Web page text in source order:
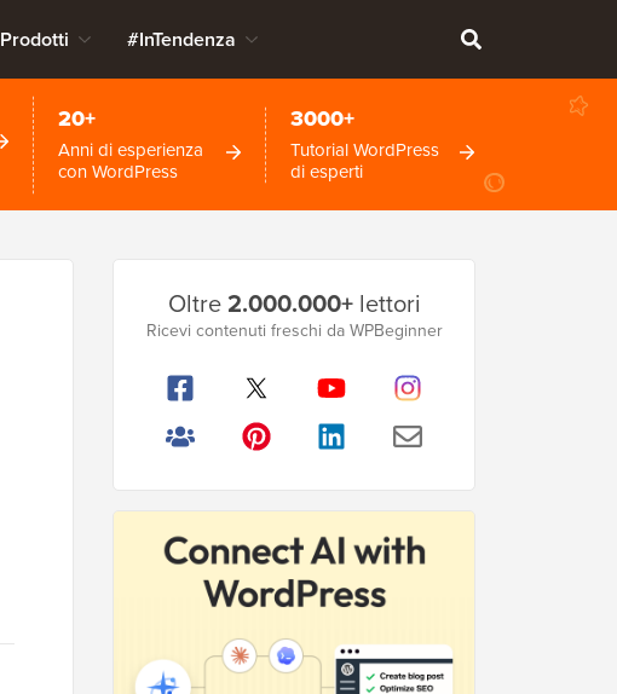
Prodotti #InTendenza
20+
Anni di esperienza
con WordPress
3000+
Tutorial WordPress
di esperti
laterale
principale
Oltre2.000.000+lettori
Ricevi contenuti freschi da WPBeginner